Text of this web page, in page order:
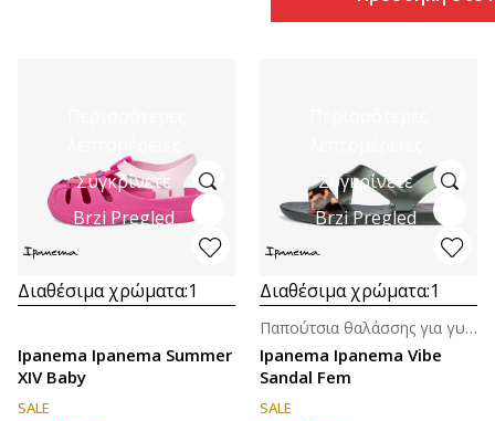
Συγκρίνετε
Brzi Pregled
Διαθέσιμα χρώματα:1
Ipanema Ipanema Summer
XIV Baby
SALE
Συγκρίνετε
Brzi Pregled
Διαθέσιμα χρώματα:1
Ipanema Ipanema Vibe
Sandal Fem
Παπούτσια θαλάσσης για γυναίκες
SALE